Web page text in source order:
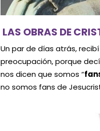
LAS OBRAS DE
Un par de días atrás,
preocupación, porque
nos dicen que somos “
no somos fans de